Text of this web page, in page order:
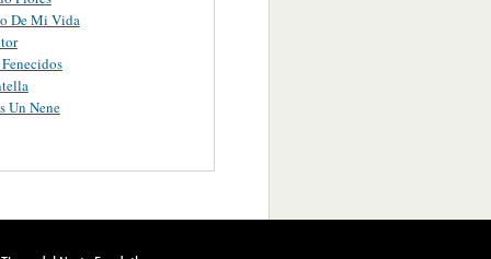
De Mi Vida
Un Nene